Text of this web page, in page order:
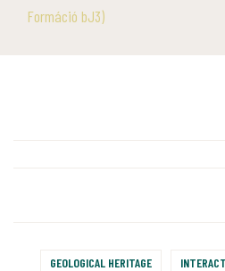
Formáció bJ3)
GEOLOGICAL HERITAGE